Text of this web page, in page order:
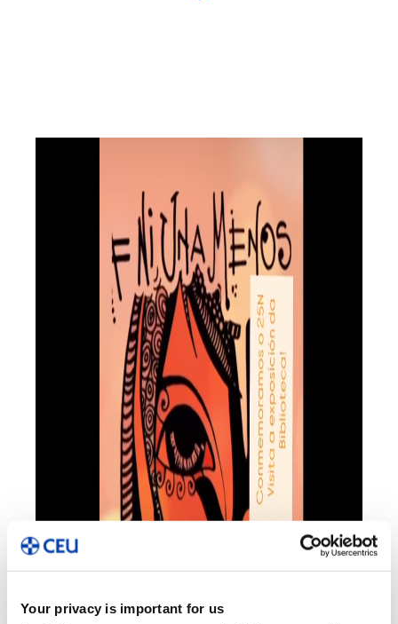
Your privacy is important for us